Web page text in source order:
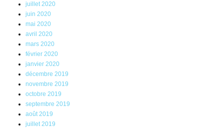
juillet 2020
juin 2020
mai 2020
avril 2020
mars 2020
février 2020
janvier 2020
décembre 2019
novembre 2019
octobre 2019
septembre 2019
août 2019
juillet 2019